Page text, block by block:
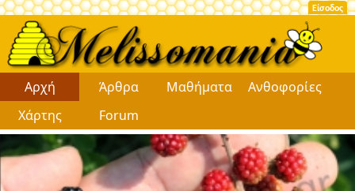
Είσοδος
Αρχή Άρθρα Μαθήματα
Ανθοφορίες
Χάρτης
Forum